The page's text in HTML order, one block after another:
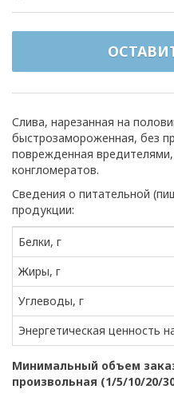
Слива, нарезанная на
быстрозамороженная, без
поврежденная
конгломератов.
Сведения о питательной
продукции:
Белки, г
Жиры, г
Углеводы, г
Энергетическая ценность
Минимальный объем
произвольная (1/5/10/20/